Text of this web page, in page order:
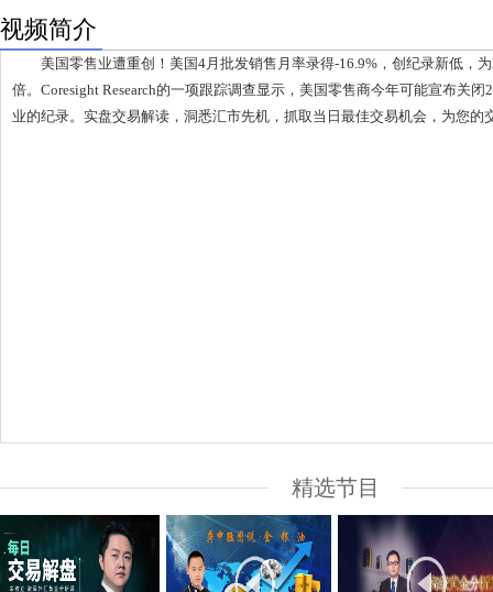
视频简介
美国零售业遭重创！美国4月批发销售月率录得-16.9%，创纪录新低，为
倍。Coresight Research的一项跟踪调查显示，美国零售商今年可能宣布关
业的纪录。实盘交易解读，洞悉汇市先机，抓取当日最佳交易机会，为您的
精选节目